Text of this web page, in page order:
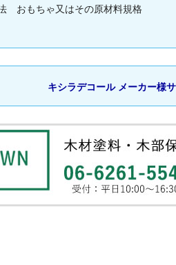
おもちゃ又はその原材料規格
キシラデコール メーカー様